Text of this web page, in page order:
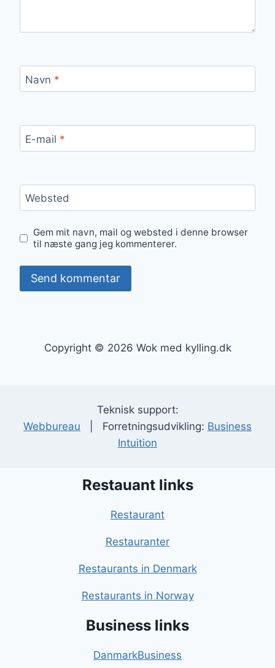
Navn *
E-mail *
Websted
Gem mit navn, mail og websted i denne browser
til næste gang jeg kommenterer.
Copyright © 2026 Wok med kylling.dk
Teknisk support:
Webbureau | Forretningsudvikling: Business
Intuition
Restauant links
Restaurant
Restauranter
Restaurants in Denmark
Restaurants in Norway
Business links
DanmarkBusiness